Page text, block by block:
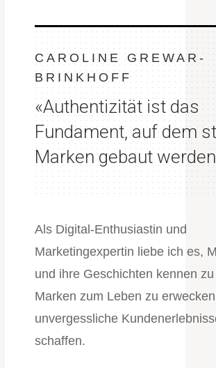
CAROLINE GREWAR-
BRINKHOFF
«Authentizität ist das
Fundament, auf dem
Marken gebaut werden
Als Digital-Enthusiastin und
Marketingexpertin liebe ich es,
und ihre Geschichten kennen
Marken zum Leben zu
unvergessliche
schaffen.